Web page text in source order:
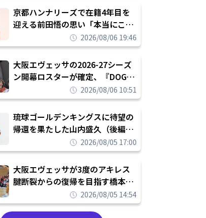
京都ハンナリーズで在籍4年目を
迎える前田悟の思い「本当にこの
チームで勝ちたい、負けたまま舐
められたまま終わりたくない」
2026/08/06 19:46
大阪エヴェッサの2026-27シーズ
ン開幕ロスターが確定、『DOG
FIGHT』のチームカルチャーを推
し進めて結果を求めるシーズンへ
2026/08/06 10:51
琉球ゴールデンキングスに待望の
帰還を果たした山内盛久（後編）
「1人のウチナーンチュとしてみ
んなが誇りに思えるチームにして
いく」
2026/08/05 17:00
大阪エヴェッサが3度のアキレス
腱断裂からの復帰を目指す橋本拓
哉と契約を締結「もう一度コート
に立ちたい」
2026/08/05 14:54